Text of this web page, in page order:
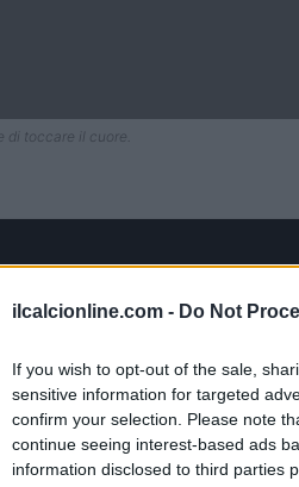
ilcalcionline.com - Do Not
If you wish to opt-out of the sale,
sensitive information for targeted
confirm your selection. Please note
continue seeing interest-based ads
information disclosed to third parties
di toccare il cuore.